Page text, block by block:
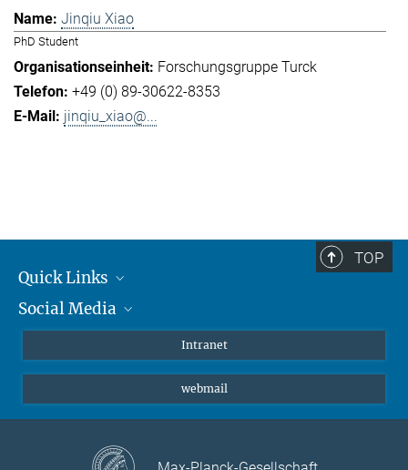
Jinqiu Xiao
PhD Student
Forschungsgruppe Turck
+49 (0) 89-30622-8353
jinqiu_xiao@...
TOP
Quick Links
Student*innen/Wissenschaftler*innen
Social Media
Bluesky
YouTube
Intranet
webmail